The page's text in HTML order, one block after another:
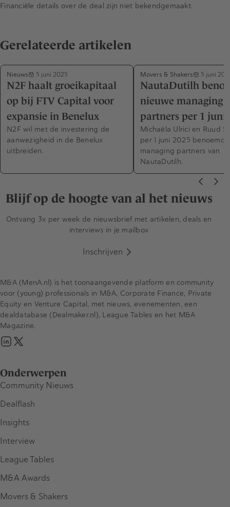
Financiële details over de deal zijn niet bekendgemaakt.
Gerelateerde artikelen
Nieuws 5 juni 2025
N2F haalt groeikapitaal
op bij FTV Capital voor
expansie in Benelux
N2F wil met de investering de
aanwezigheid in de Benelux
uitbreiden.
Movers & Shakers 5 juni
NautaDutilh
nieuwe managing
partners per 1 juni
Michaëla Ulrici en Ruud
per 1 juni 2025 benoemd
managing partners van
NautaDutilh.
Blijf op de hoogte van al het nieuws
Ontvang 3x per week de nieuwsbrief met artikelen, deals en
interviews in je mailbox
Inschrijven
Onderwerpen
Community Nieuws
Dealflash
Insights
Interview
League Tables
M&A Awards
Movers & Shakers
M&A (MenA.nl) is het toonaangevende platform en community
voor (young) professionals in M&A, Corporate Finance, Private
Equity en Venture Capital, met nieuws, evenementen, een
dealdatabase (Dealmaker.nl), League Tables en het M&A
Magazine.